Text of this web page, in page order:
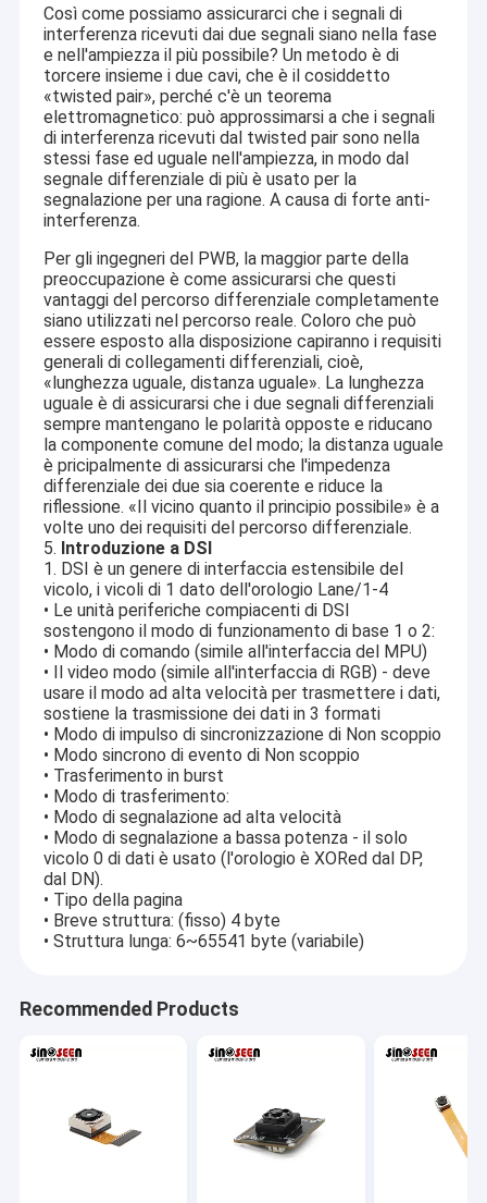
Così come possiamo assicurarci che i segnali di
interferenza ricevuti dai due segnali siano nella fase
e nell'ampiezza il più possibile? Un metodo è di
torcere insieme i due cavi, che è il cosiddetto
«twisted pair», perché c'è un teorema
elettromagnetico: può approssimarsi a che i segnali
di interferenza ricevuti dal twisted pair sono nella
stessi fase ed uguale nell'ampiezza, in modo dal
segnale differenziale di più è usato per la
segnalazione per una ragione. A causa di forte anti-
interferenza.
Per gli ingegneri del PWB, la maggior parte della
preoccupazione è come assicurarsi che questi
vantaggi del percorso differenziale completamente
siano utilizzati nel percorso reale. Coloro che può
essere esposto alla disposizione capiranno i requisiti
generali di collegamenti differenziali, cioè,
«lunghezza uguale, distanza uguale». La lunghezza
uguale è di assicurarsi che i due segnali differenziali
sempre mantengano le polarità opposte e riducano
la componente comune del modo; la distanza uguale
è pricipalmente di assicurarsi che l'impedenza
differenziale dei due sia coerente e riduce la
riflessione. «Il vicino quanto il principio possibile» è a
volte uno dei requisiti del percorso differenziale.
5. Introduzione a DSI
1. DSI è un genere di interfaccia estensibile del
vicolo, i vicoli di 1 dato dell'orologio Lane/1-4
• Le unità periferiche compiacenti di DSI
sostengono il modo di funzionamento di base 1 o 2:
• Modo di comando (simile all'interfaccia del MPU)
• Il video modo (simile all'interfaccia di RGB) - deve
usare il modo ad alta velocità per trasmettere i dati,
sostiene la trasmissione dei dati in 3 formati
• Modo di impulso di sincronizzazione di Non scoppio
• Modo sincrono di evento di Non scoppio
• Trasferimento in burst
• Modo di trasferimento:
• Modo di segnalazione ad alta velocità
• Modo di segnalazione a bassa potenza - il solo
vicolo 0 di dati è usato (l'orologio è XORed dal DP,
dal DN).
• Tipo della pagina
• Breve struttura: (fisso) 4 byte
• Struttura lunga: 6~65541 byte (variabile)
Recommended Products